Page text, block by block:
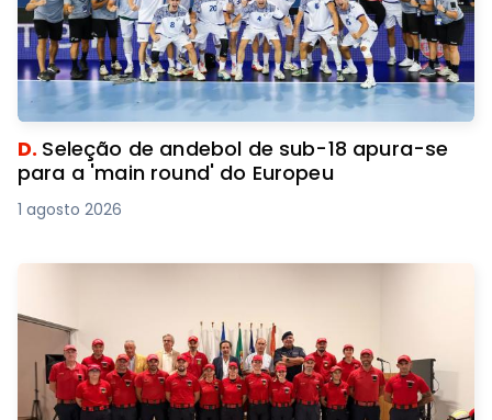
D. Seleção de andebol de sub-18 apura-se
para a 'main round' do Europeu
1 agosto 2026